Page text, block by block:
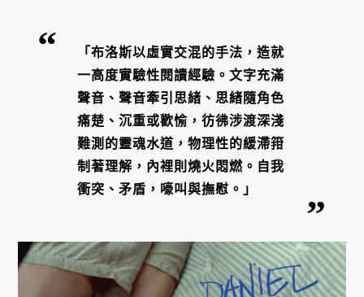
「布洛斯以虛實交混的手法，造就
一高度實驗性閱讀經驗。文字充滿
聲音、聲音牽引思緒、思緒隨角色
痛楚、沉重或歡愉，彷彿涉渡深淺
難測的靈魂水道，物理性的緩滯箝
制著理解，內裡則燒火悶燃。自我
衝突、矛盾，嚎叫與撫慰。」